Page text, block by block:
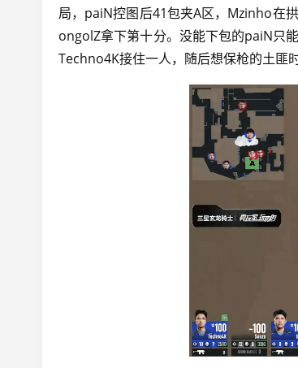
局，paiN控图后41包夹A区，Mzinho在
ongolZ拿下第十分。没能下包的paiN只
Techno4K接住一人，随后想保枪的土匪